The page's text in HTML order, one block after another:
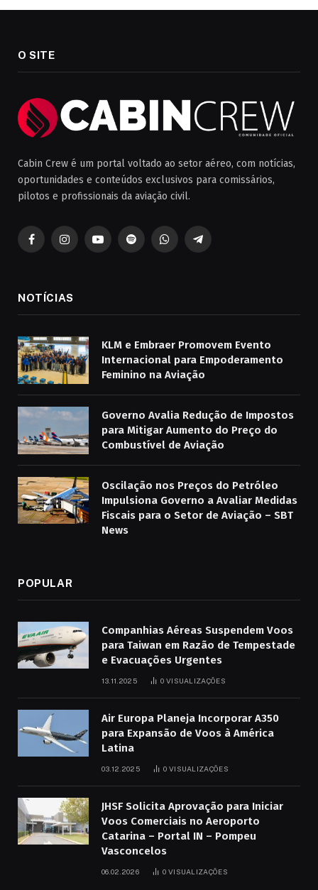
O SITE
Cabin Crew é um portal voltado ao setor aéreo, com notícias,
oportunidades e conteúdos exclusivos para comissários,
pilotos e profissionais da aviação civil.
FacebookInstagramYouTubeSpotifyWhatsAppTelegrama
NOTÍCIAS
KLM e Embraer Promovem Evento
Internacional para Empoderamento
Feminino na Aviação
Governo Avalia Redução de Impostos
para Mitigar Aumento do Preço do
Combustível de Aviação
Oscilação nos Preços do Petróleo
Impulsiona Governo a Avaliar Medidas
Fiscais para o Setor de Aviação – SBT
News
POPULAR
Companhias Aéreas Suspendem Voos
para Taiwan em Razão de Tempestade
e Evacuações Urgentes
13.11.2025 0 VISUALIZAÇÕES
Air Europa Planeja Incorporar A350
para Expansão de Voos à América
Latina
03.12.2025 0 VISUALIZAÇÕES
JHSF Solicita Aprovação para Iniciar
Voos Comerciais no Aeroporto
Catarina – Portal IN – Pompeu
Vasconcelos
06.02.2026 0 VISUALIZAÇÕES